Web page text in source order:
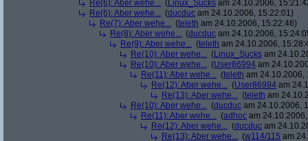
Re(6): Aber wehe... (Linux_Sucks am 24.10.2006,
Re(6): Aber wehe... (ducduc am 24.10.2006, 15:22:01)
Re(7): Aber wehe... (teleth am 24.10.2006, 15:22:46)
Re(8): Aber wehe... (ducduc am 24.10.2006,
Re(9): Aber wehe... (teleth am 24.10.2006,
Re(10): Aber wehe... (Linux_Sucks am
Re(10): Aber wehe... (User86994 am
Re(11): Aber wehe... (teleth am 24.10.2006,
Re(12): Aber wehe... (User86994 am
Re(13): Aber wehe... (teleth am
Re(10): Aber wehe... (ducduc am 24.10.2006,
Re(11): Aber wehe... (adhoc am
Re(12): Aber wehe... (ducduc am
Re(13): Aber wehe... (w114/115 am